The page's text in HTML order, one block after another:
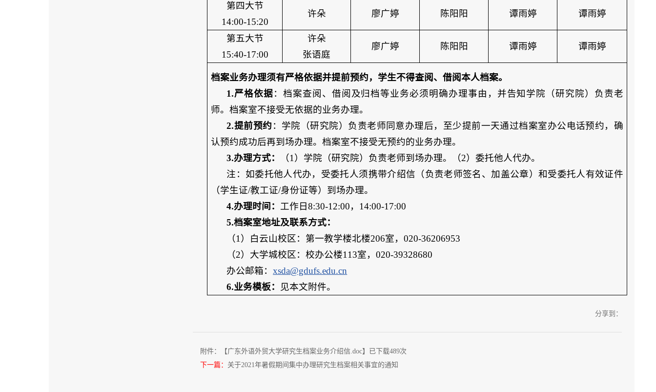
第四大节
14:00-15:20
许朵 廖广婷 陈阳阳 谭雨婷 谭雨婷
第五大节
15:40-17:00
许朵
张语庭
廖广婷 陈阳阳 谭雨婷 谭雨婷
档案业务办理须有严格依据并提前预约，学生不得查阅、借阅本人档案。
1.严格依据：档案查阅、借阅及归档等业务必须明确办理事由，并告知学院（研究院）负责老
师。档案室不接受无依据的业务办理。
2.提前预约 ：学院（研究院）负责老师同意办理后，至少提前一天通过档案室办公电话预约，确
认预约成功后再到场办理。档案室不接受无预约的业务办理。
3.办理方式：
（1）学院（研究院）负责老师到场办理。（2）委托他人代办。
注：如委托他人代办，受委托人须携带介绍信（负责老师签名、加盖公章）和受委托人有效证件
（学生证/教工证/身份证等）到场办理。
4.办理时间： 工作日8:30-12:00，14:00-17:00
5.档案室地址及联系方式：
（1）白云山校区：第一教学楼北楼206室，020-36206953
（2）大学城校区：校办公楼113室，020-39328680
办公邮箱：xsda@gdufs.edu.cn
6.业务模板：
见本文附件。
分享到：
附件：【广东外语外贸大学研究生档案业务介绍信.doc】已下载489次
下一篇： 关于2021年暑假期间集中办理研究生档案相关事宜的通知